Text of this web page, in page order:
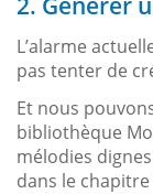
L’alarme
pas tenter de
Et nous
bibliothèque
mélodies
dans le